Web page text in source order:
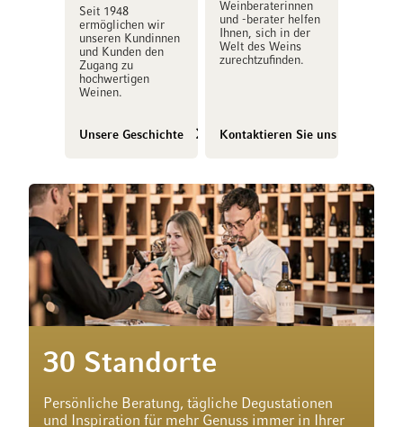
Seit 1948
ermöglichen wir
unseren Kundinnen
und Kunden den
Zugang zu
hochwertigen
Weinen.
Unsere Geschichte
Weinberaterinnen
und -berater helfen
Ihnen, sich in der
Welt des Weins
zurechtzufinden.
Kontaktieren Sie uns
30 Standorte
Persönliche Beratung, tägliche Degustationen
und Inspiration für mehr Genuss immer in Ihrer